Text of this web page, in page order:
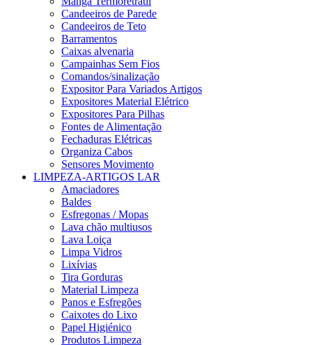
Candeeiros de Parede
Candeeiros de Teto
Barramentos
Caixas alvenaria
Campainhas Sem Fios
Comandos/sinalização
Expositor Para Variados Artigos
Expositores Material Elétrico
Expositores Para Pilhas
Fontes de Alimentação
Fechaduras Elétricas
Organiza Cabos
Sensores Movimento
LIMPEZA-ARTIGOS LAR
Amaciadores
Baldes
Esfregonas / Mopas
Lava chão multiusos
Lava Loiça
Limpa Vidros
Lixívias
Tira Gorduras
Material Limpeza
Panos e Esfregões
Caixotes do Lixo
Papel Higiénico
Produtos Limpeza